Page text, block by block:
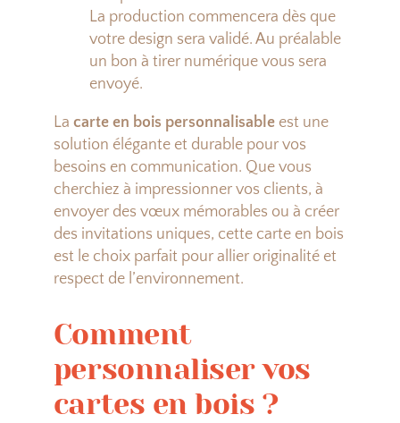
La production commencera dès que
votre design sera validé. Au préalable
un bon à tirer numérique vous sera
envoyé.
La carte en bois personnalisableest une
solution élégante et durable pour vos
besoins en communication. Que vous
cherchiez à impressionner vos clients, à
envoyer des vœux mémorables ou à créer
des invitations uniques, cette carte en bois
est le choix parfait pour allier originalité et
respect de l’environnement.
Comment
personnaliser vos
cartes en bois ?